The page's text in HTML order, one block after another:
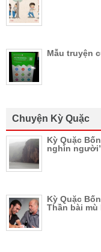
Mẫu truyện
Chuyện Kỳ Quặc
Kỳ Quặc
nghìn
Kỳ Quặc
Thần bài